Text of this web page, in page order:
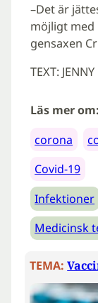
–Det är
möjligt med
gensaxen
TEXT:
Läs mer om:
corona
Covid-19
Infektioner
Medicinsk
TEMA: